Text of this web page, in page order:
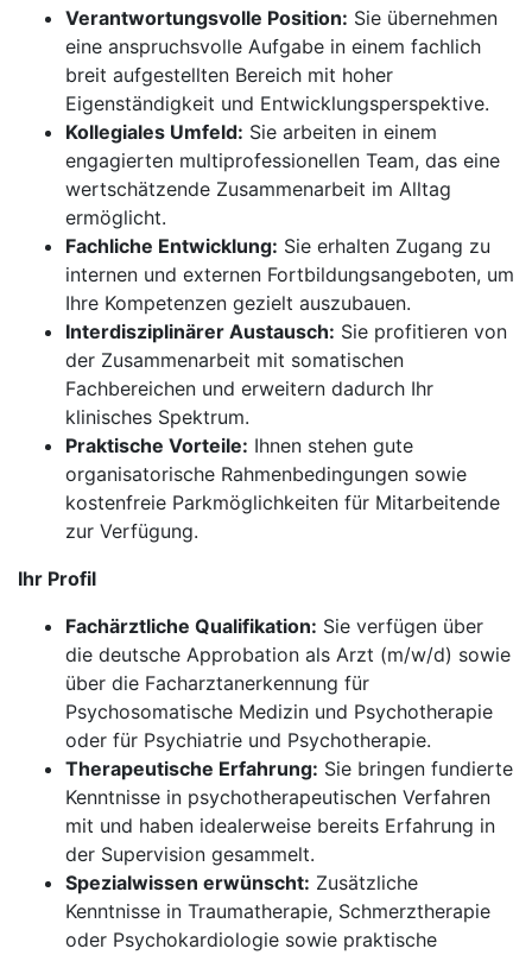
Verantwortungsvolle Position: Sie übernehmen
eine anspruchsvolle Aufgabe in einem fachlich
breit aufgestellten Bereich mit hoher
Eigenständigkeit und Entwicklungsperspektive.
Kollegiales Umfeld: Sie arbeiten in einem
engagierten multiprofessionellen Team, das eine
wertschätzende Zusammenarbeit im Alltag
ermöglicht.
Fachliche Entwicklung: Sie erhalten Zugang zu
internen und externen Fortbildungsangeboten, um
Ihre Kompetenzen gezielt auszubauen.
Interdisziplinärer Austausch: Sie profitieren von
der Zusammenarbeit mit somatischen
Fachbereichen und erweitern dadurch Ihr
klinisches Spektrum.
Praktische Vorteile: Ihnen stehen gute
organisatorische Rahmenbedingungen sowie
kostenfreie Parkmöglichkeiten für Mitarbeitende
zur Verfügung.
Ihr Profil
Fachärztliche Qualifikation: Sie verfügen über
die deutsche Approbation als Arzt (m/w/d) sowie
über die Facharztanerkennung für
Psychosomatische Medizin und Psychotherapie
oder für Psychiatrie und Psychotherapie.
Therapeutische Erfahrung: Sie bringen fundierte
Kenntnisse in psychotherapeutischen Verfahren
mit und haben idealerweise bereits Erfahrung in
der Supervision gesammelt.
Spezialwissen erwünscht: Zusätzliche
Kenntnisse in Traumatherapie, Schmerztherapie
oder Psychokardiologie sowie praktische